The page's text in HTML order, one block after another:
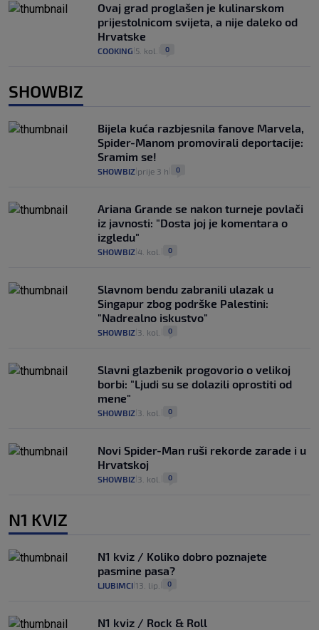
Ovaj grad proglašen je kulinarskom
prijestolnicom svijeta, a nije daleko od
Hrvatske
COOKING 5. kol. 0
SHOWBIZ
Bijela kuća razbjesnila fanove Marvela,
Spider-Manom promovirali deportacije:
Sramim se!
SHOWBIZ prije 3 h 0
Ariana Grande se nakon turneje povlači
iz javnosti: "Dosta joj je komentara o
izgledu"
SHOWBIZ 4. kol. 0
Slavnom bendu zabranili ulazak u
Singapur zbog podrške Palestini:
"Nadrealno iskustvo"
SHOWBIZ 3. kol. 0
Slavni glazbenik progovorio o velikoj
borbi: "Ljudi su se dolazili oprostiti od
mene"
SHOWBIZ 3. kol. 0
Novi Spider-Man ruši rekorde zarade i u
Hrvatskoj
SHOWBIZ 3. kol. 0
N1 KVIZ
N1 kviz / Koliko dobro poznajete
pasmine pasa?
LJUBIMCI 13. lip. 0
N1 kviz / Rock & Roll